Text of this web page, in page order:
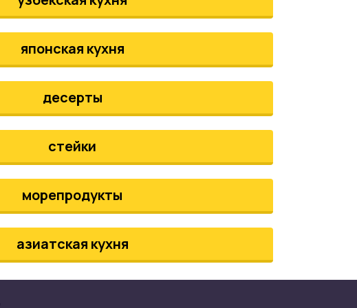
японская кухня
десерты
стейки
морепродукты
азиатская кухня